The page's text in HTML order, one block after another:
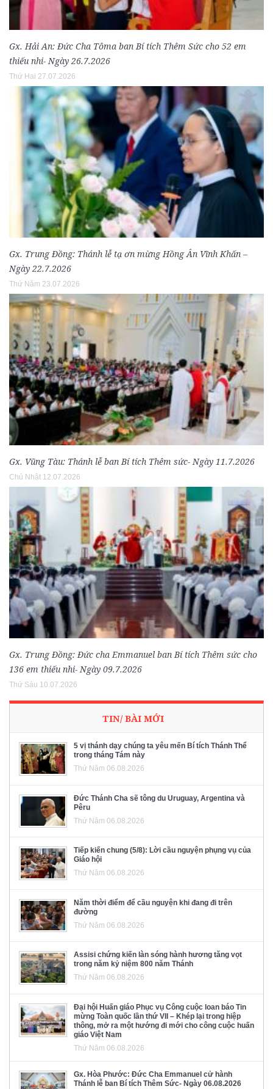
Gx. Hải An: Đức Cha Tôma ban Bí tích Thêm Sức cho 52 em
thiếu nhi- Ngày 26.7.2026
Thứ Hai 27.07.2026
Gx. Trung Đồng: Thánh lễ tạ ơn mừng Hồng Ân Vĩnh Khấn –
Ngày 22.7.2026
Thứ Năm 23.07.2026
Gx. Vũng Tàu: Thánh lễ ban Bí tích Thêm sức- Ngày 11.7.2026
Chủ Nhật 12.07.2026
Gx. Trung Đồng: Đức cha Emmanuel ban Bí tích Thêm sức cho
136 em thiếu nhi- Ngày 09.7.2026
Thứ Sáu 10.07.2026
TIN/ BÀI MỚI
5 vị thánh dạy chúng ta yêu mến Bí tích Thánh Thể
trong tháng Tám này
Thứ Năm 06.08.2026
Đức Thánh Cha sẽ tông du Uruguay, Argentina và
Pêru
Thứ Năm 06.08.2026
Tiếp kiến chung (5/8): Lời cầu nguyện phụng vụ của
Giáo hội
Thứ Năm 06.08.2026
Năm thời điểm để cầu nguyện khi đang đi trên
đường
Thứ Năm 06.08.2026
Assisi chứng kiến làn sóng hành hương tăng vọt
trong năm kỷ niệm 800 năm Thánh
Thứ Năm 06.08.2026
Đại hội Huấn giáo Phục vụ Công cuộc loan báo Tin
mừng Toàn quốc lần thứ VII – Khép lại trong hiệp
thông, mở ra một hướng đi mới cho công cuộc huấn
giáo Việt Nam
Thứ Năm 06.08.2026
Gx. Hòa Phước: Đức Cha Emmanuel cử hành
Thánh lễ ban Bí tích Thêm Sức- Ngày 06.08.2026